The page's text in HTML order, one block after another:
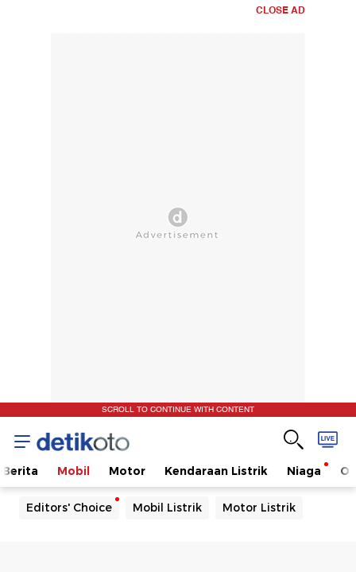
CLOSE AD
SCROLL TO CONTINUE WITH CONTENT
Berita Mobil Motor Kendaraan Listrik Niaga
Editors' Choice Mobil Listrik Motor Listrik